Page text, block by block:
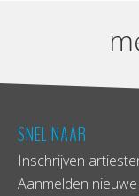
SNEL NAAR
Inschrijven
Aanmelden